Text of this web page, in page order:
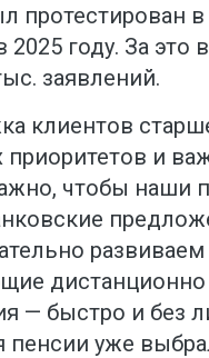
протестирован
2025 году. За
заявлений.
клиентов
и
чтобы наши
— быстро и без
пенсии уже